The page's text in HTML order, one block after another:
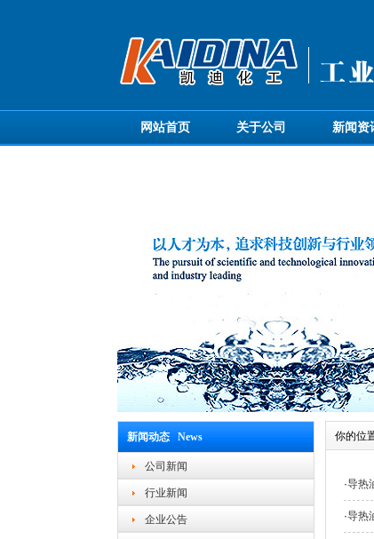
网站首页 关于公司 新闻资
新闻动态 News
公司新闻
行业新闻
企业公告
你的位
·导热
·导热